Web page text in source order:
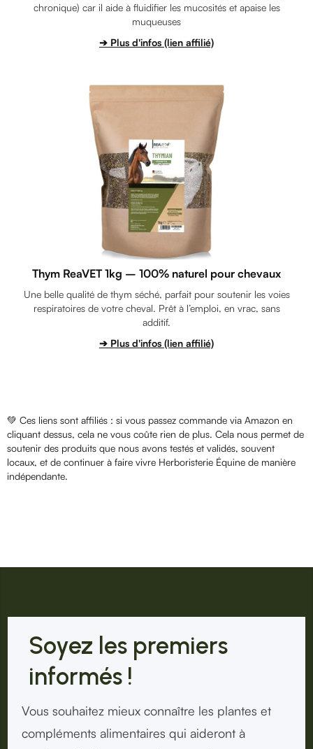
chronique) car il aide à fluidifier les mucosités et apaise les
muqueuses
➔ Plus d'infos (lien affilié)
Thym ReaVET 1kg – 100% naturel pour chevaux
Une belle qualité de thym séché, parfait pour soutenir les voies
respiratoires de votre cheval. Prêt à l’emploi, en vrac, sans
additif.
➔ Plus d'infos (lien affilié)
💚 Ces liens sont affiliés : si vous passez commande via Amazon en
cliquant dessus, cela ne vous coûte rien de plus. Cela nous permet de
soutenir des produits que nous avons testés et validés, souvent
locaux, et de continuer à faire vivre Herboristerie Équine de manière
indépendante.
Soyez les premiers
informés !
Vous souhaitez mieux connaître les plantes et
compléments alimentaires qui aideront à